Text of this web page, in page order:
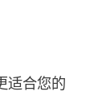
合您的